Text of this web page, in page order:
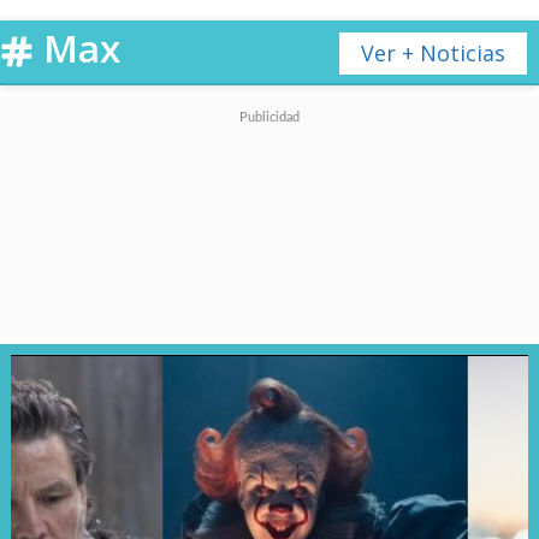
Si han estado atento a nuestras
Ver + Noticias
Max